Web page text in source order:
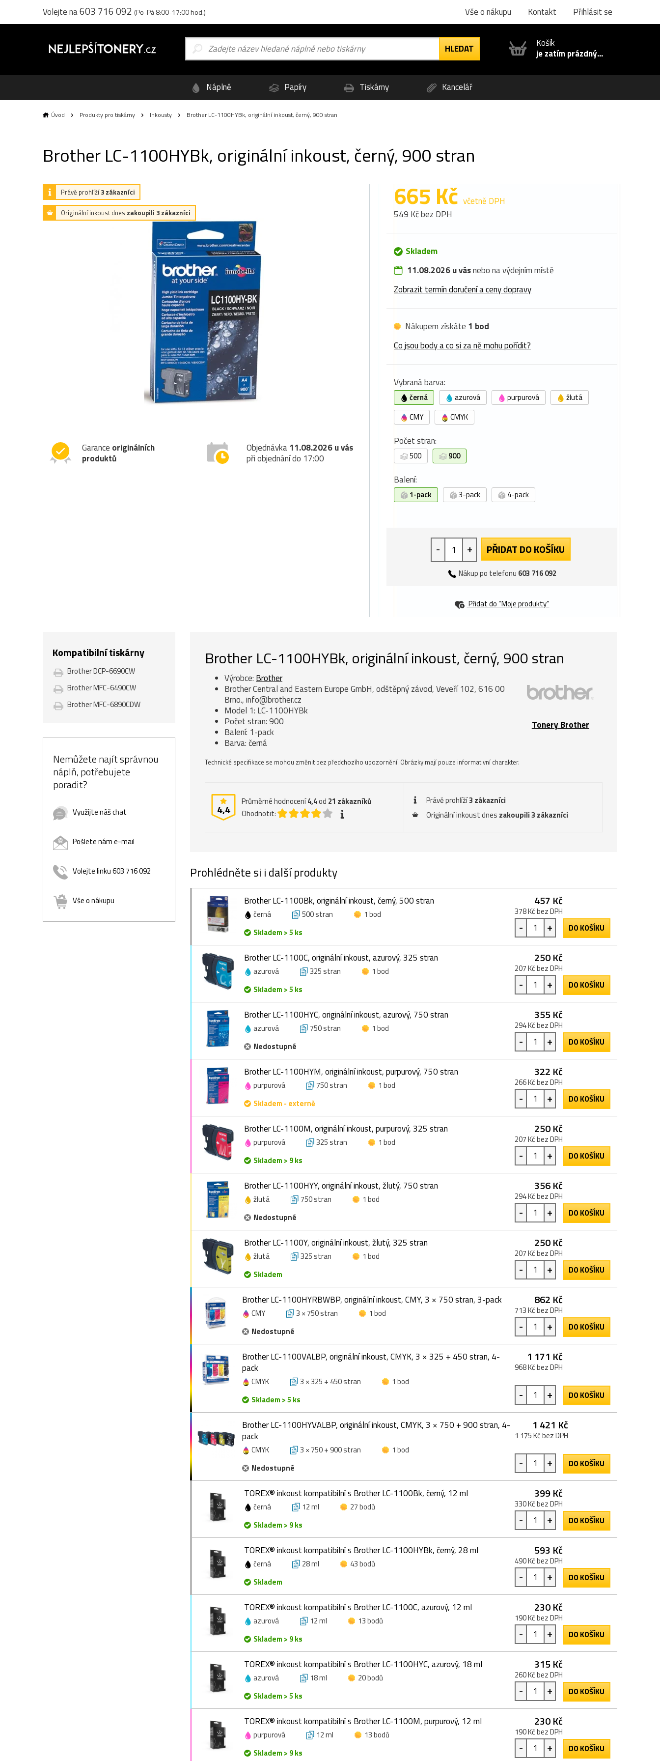
Volejte na603 716 092 (Po-Pá 8:00-17:00 hod.) Vše o nákupu Kontakt Přihlásit se
Košík
je zatím prázdný...
Náplně Papíry Tiskárny Kancelář
Úvod Produkty pro tiskárny Inkousty Brother LC-1100HYBk, originální inkoust, černý, 900 stran
Brother LC-1100HYBk, originální inkoust, černý, 900 stran
Právě prohlíží3 zákazníci
Originální inkoust dnes zakoupili 3 zákazníci
Garance originálních
produktů
Objednávka11.08.2026 u vás
při objednání do 17:00
665 Kč včetně DPH
549 Kč bez DPH
Skladem
11.08.2026 u vásnebo na výdejním místě
Zobrazit termín doručení a ceny dopravy
Nákupem získáte 1 bod
Co jsou body a co si za ně mohu pořídit?
Vybraná barva:
černá azurová purpurová
žlutá
CMY
CMYK
Počet stran:
500 900
Balení:
1-pack 3-pack 4-pack
- + PŘIDAT DO KOŠÍKU
Nákup po telefonu 603 716 092
Přidat do “Moje produkty”
Kompatibilní tiskárny
Brother DCP-6690CW
Brother MFC-6490CW
Brother MFC-6890CDW
Nemůžete najít správnou
náplň, potřebujete
poradit?
Využijte náš chat
Pošlete nám e-mail
Volejte linku 603 716 092
Vše o nákupu
Brother LC-1100HYBk, originální inkoust, černý, 900 stran
Tonery Brother
Výrobce: Brother
Brother Central and Eastern Europe GmbH, odštěpný závod, Veveří 102, 616 00
Brno., info@brother.cz
Model 1: LC-1100HYBk
Počet stran: 900
Balení: 1-pack
Barva: černá
Technické specifikace se mohou změnit bez předchozího upozornění. Obrázky mají pouze informativní charakter.
4,4
Průměrné hodnocení4,4od 21 zákazníků
Ohodnotit:
Právě prohlíží3 zákazníci
Originální inkoust dnes zakoupili 3 zákazníci
Prohlédněte si i další produkty
Brother LC-1100Bk, originální inkoust, černý, 500 stran
černá 500 stran
1 bod
Skladem > 5 ks
457 Kč
378 Kč bez DPH
- + DO KOŠÍKU
Brother LC-1100C, originální inkoust, azurový, 325 stran
azurová 325 stran
1 bod
Skladem > 5 ks
250 Kč
207 Kč bez DPH
- + DO KOŠÍKU
Brother LC-1100HYC, originální inkoust, azurový, 750 stran
azurová 750 stran
1 bod
Nedostupné
355 Kč
294 Kč bez DPH
- + DO KOŠÍKU
Brother LC-1100HYM, originální inkoust, purpurový, 750 stran
purpurová 750 stran
1 bod
Skladem - externě
322 Kč
266 Kč bez DPH
- + DO KOŠÍKU
Brother LC-1100M, originální inkoust, purpurový, 325 stran
purpurová 325 stran
1 bod
Skladem > 9 ks
250 Kč
207 Kč bez DPH
- + DO KOŠÍKU
Brother LC-1100HYY, originální inkoust, žlutý, 750 stran
žlutá 750 stran
1 bod
Nedostupné
356 Kč
294 Kč bez DPH
- + DO KOŠÍKU
Brother LC-1100Y, originální inkoust, žlutý, 325 stran
žlutá 325 stran
1 bod
Skladem
250 Kč
207 Kč bez DPH
- + DO KOŠÍKU
Brother LC-1100HYRBWBP, originální inkoust, CMY, 3 × 750 stran, 3-pack
CMY 3 × 750 stran
1 bod
Nedostupné
862 Kč
713 Kč bez DPH
- + DO KOŠÍKU
Brother LC-1100VALBP, originální inkoust, CMYK, 3 × 325 + 450 stran, 4-
pack
CMYK 3 × 325 + 450 stran
1 bod
Skladem > 5 ks
1 171 Kč
968 Kč bez DPH
- + DO KOŠÍKU
Brother LC-1100HYVALBP, originální inkoust, CMYK, 3 × 750 + 900 stran, 4-
pack
CMYK 3 × 750 + 900 stran
1 bod
Nedostupné
1 421 Kč
1 175 Kč bez DPH
- + DO KOŠÍKU
TOREX® inkoust kompatibilní s Brother LC-1100Bk, černý, 12 ml
černá 12 ml
27 bodů
Skladem > 9 ks
399 Kč
330 Kč bez DPH
- + DO KOŠÍKU
TOREX® inkoust kompatibilní s Brother LC-1100HYBk, černý, 28 ml
černá 28 ml
43 bodů
Skladem
593 Kč
490 Kč bez DPH
- + DO KOŠÍKU
TOREX® inkoust kompatibilní s Brother LC-1100C, azurový, 12 ml
azurová 12 ml
13 bodů
Skladem > 9 ks
230 Kč
190 Kč bez DPH
- + DO KOŠÍKU
TOREX® inkoust kompatibilní s Brother LC-1100HYC, azurový, 18 ml
azurová 18 ml
20 bodů
Skladem > 5 ks
315 Kč
260 Kč bez DPH
- + DO KOŠÍKU
TOREX® inkoust kompatibilní s Brother LC-1100M, purpurový, 12 ml
purpurová 12 ml
13 bodů
Skladem > 9 ks
230 Kč
190 Kč bez DPH
- + DO KOŠÍKU